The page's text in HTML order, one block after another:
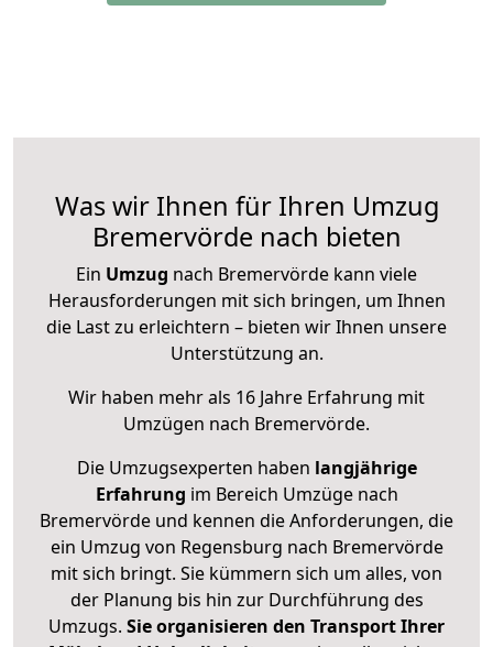
Was wir Ihnen für Ihren Umzug
Bremervörde nach bieten
Ein Umzug nach Bremervörde kann viele
Herausforderungen mit sich bringen, um Ihnen
die Last zu erleichtern – bieten wir Ihnen unsere
Unterstützung an.
Wir haben mehr als 16 Jahre Erfahrung mit
Umzügen nach Bremervörde.
Die Umzugsexperten haben langjährige
Erfahrung im Bereich Umzüge nach
Bremervörde und kennen die Anforderungen, die
ein Umzug von Regensburg nach Bremervörde
mit sich bringt. Sie kümmern sich um alles, von
der Planung bis hin zur Durchführung des
Umzugs. Sie organisieren den Transport Ihrer